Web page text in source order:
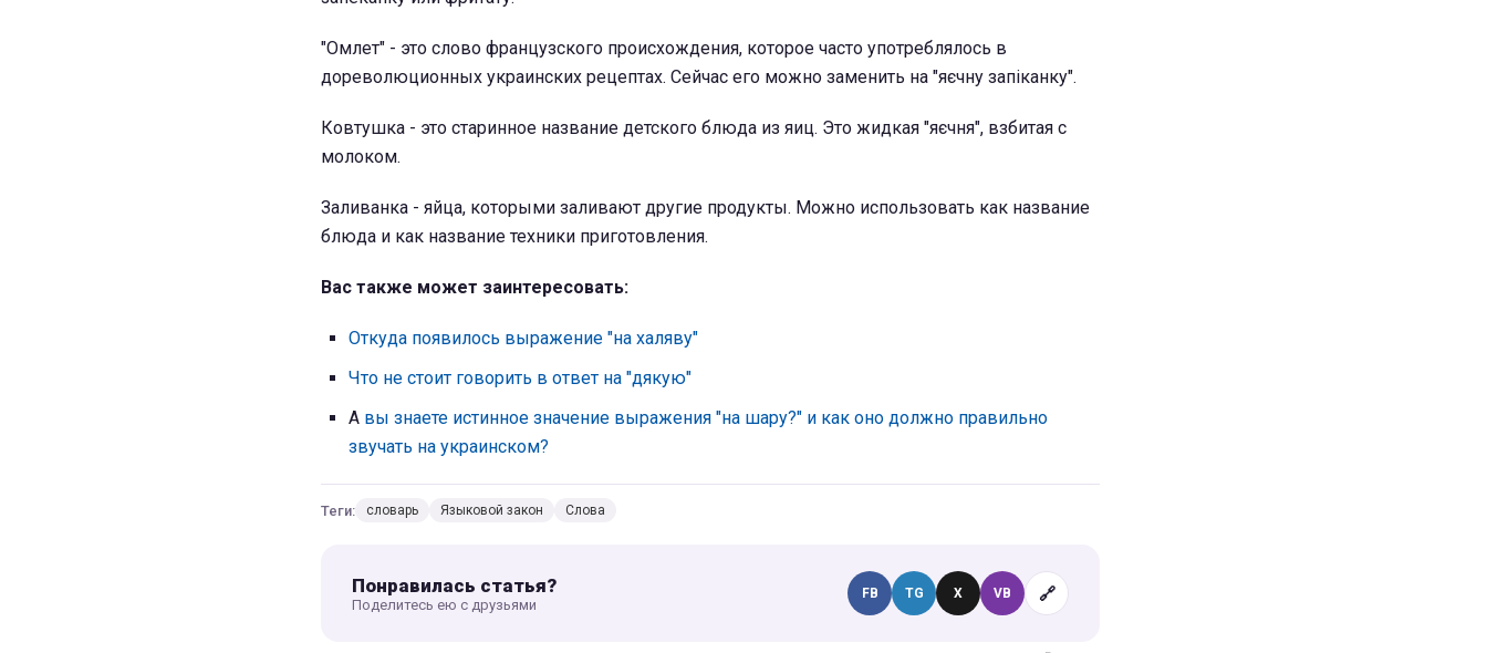
"Омлет" - это слово французского происхождения, которое часто употреблялось в
дореволюционных украинских рецептах. Сейчас его можно заменить на "яєчну запіканку".
Ковтушка - это старинное название детского блюда из яиц. Это жидкая "яєчня", взбитая с
молоком.
Заливанка - яйца, которыми заливают другие продукты. Можно использовать как название
блюда и как название техники приготовления.
Вас также может заинтересовать:
Откуда появилось выражение "на халяву"
Что не стоит говорить в ответ на "дякую"
А вы знаете истинное значение выражения "на шару?" и как оно должно правильно
звучать на украинском?
Теги: словарь Языковой закон Слова
Понравилась статья?
Поделитесь ею с друзьями
FB TG X VB 🔗